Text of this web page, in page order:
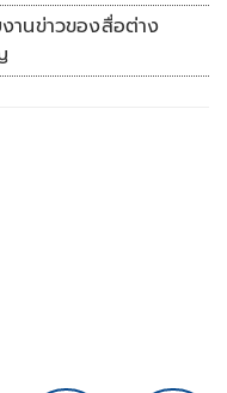
านข่าวของสื่อต่าง